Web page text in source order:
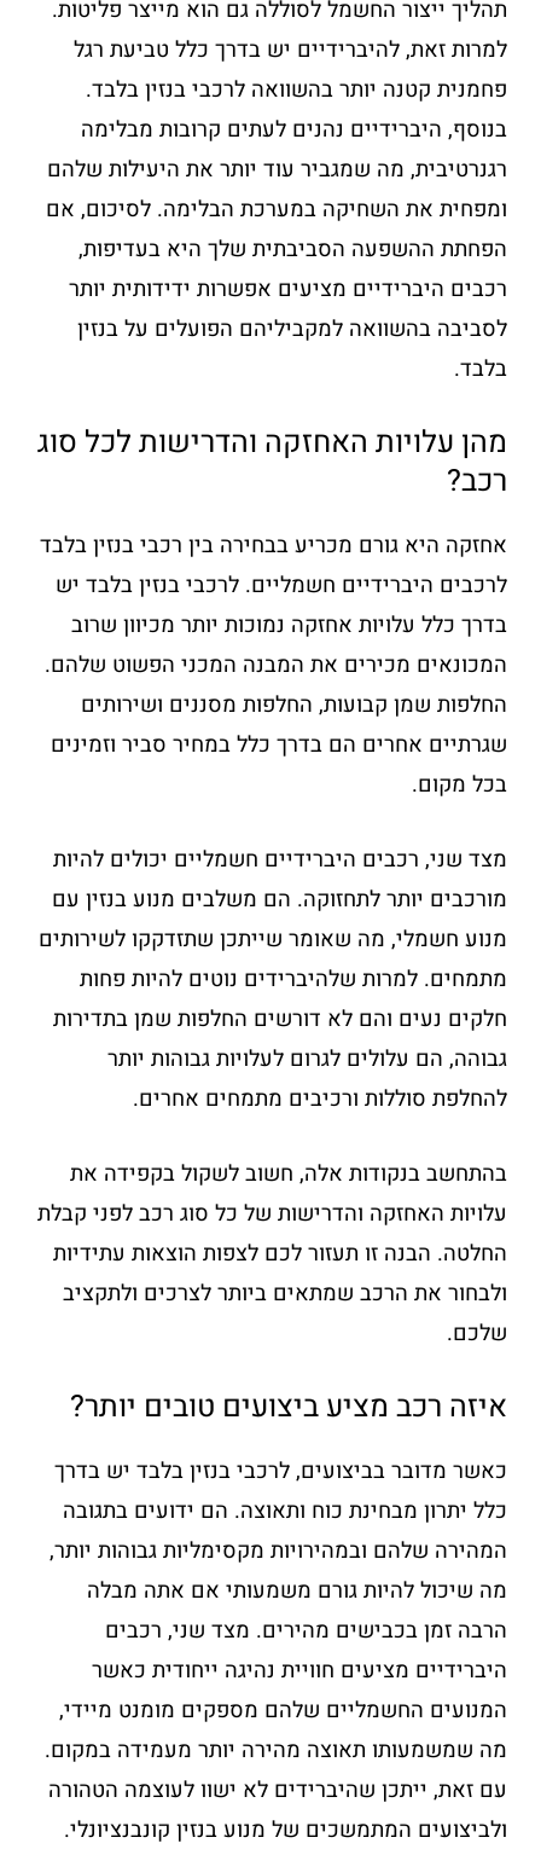
תהליך ייצור החשמל לסוללה גם הוא מייצר פליטות.
למרות זאת, להיברידיים יש בדרך כלל טביעת רגל
פחמנית קטנה יותר בהשוואה לרכבי בנזין בלבד.
בנוסף, היברידיים נהנים לעתים קרובות מבלימה
רגנרטיבית, מה שמגביר עוד יותר את היעילות שלהם
ומפחית את השחיקה במערכת הבלימה. לסיכום, אם
הפחתת ההשפעה הסביבתית שלך היא בעדיפות,
רכבים היברידיים מציעים אפשרות ידידותית יותר
לסביבה בהשוואה למקביליהם הפועלים על בנזין
בלבד.
מהן עלויות האחזקה והדרישות לכל סוג
רכב?
אחזקה היא גורם מכריע בבחירה בין רכבי בנזין בלבד
לרכבים היברידיים חשמליים. לרכבי בנזין בלבד יש
בדרך כלל עלויות אחזקה נמוכות יותר מכיוון שרוב
המכונאים מכירים את המבנה המכני הפשוט שלהם.
החלפות שמן קבועות, החלפות מסננים ושירותים
שגרתיים אחרים הם בדרך כלל במחיר סביר וזמינים
בכל מקום.
מצד שני, רכבים היברידיים חשמליים יכולים להיות
מורכבים יותר לתחזוקה. הם משלבים מנוע בנזין עם
מנוע חשמלי, מה שאומר שייתכן שתזדקקו לשירותים
מתמחים. למרות שלהיברידים נוטים להיות פחות
חלקים נעים והם לא דורשים החלפות שמן בתדירות
גבוהה, הם עלולים לגרום לעלויות גבוהות יותר
להחלפת סוללות ורכיבים מתמחים אחרים.
בהתחשב בנקודות אלה, חשוב לשקול בקפידה את
עלויות האחזקה והדרישות של כל סוג רכב לפני קבלת
החלטה. הבנה זו תעזור לכם לצפות הוצאות עתידיות
ולבחור את הרכב שמתאים ביותר לצרכים ולתקציב
שלכם.
איזה רכב מציע ביצועים טובים יותר?
כאשר מדובר בביצועים, לרכבי בנזין בלבד יש בדרך
כלל יתרון מבחינת כוח ותאוצה. הם ידועים בתגובה
המהירה שלהם ובמהירויות מקסימליות גבוהות יותר,
מה שיכול להיות גורם משמעותי אם אתה מבלה
הרבה זמן בכבישים מהירים. מצד שני, רכבים
היברידיים מציעים חוויית נהיגה ייחודית כאשר
המנועים החשמליים שלהם מספקים מומנט מיידי,
מה שמשמעותו תאוצה מהירה יותר מעמידה במקום.
עם זאת, ייתכן שהיברידים לא ישוו לעוצמה הטהורה
ולביצועים המתמשכים של מנוע בנזין קונבנציונלי.